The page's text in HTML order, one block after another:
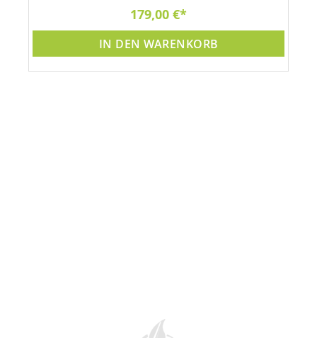
179,00 €
IN DEN WARENKORB